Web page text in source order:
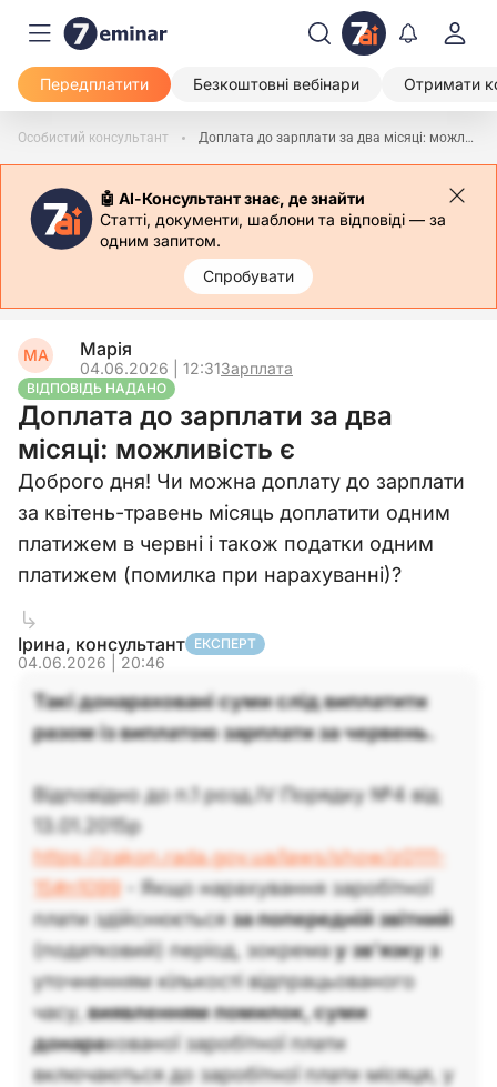
Передплатити Безкоштовні вебінари Отримати
Особистий консультант Доплата до зарплати за два місяці: можливість є
🤖 АІ-Консультант знає, де знайти
Статті, документи, шаблони та відповіді — за
одним запитом.
Спробувати
МА Марія
04.06.2026 | 12:31Зарплата
ВІДПОВІДЬ НАДАНО
Доплата до зарплати за два
місяці: можливість є
Доброго дня! Чи можна доплату до зарплати
за квітень-травень місяць доплатити одним
платижем в червні і також податки одним
платижем (помилка при нарахуванні)?
Ірина, консультант ЕКСПЕРТ
04.06.2026 | 20:46
Такі донараховані суми слід виплатити
разом із виплатою зарплати за червень.
Відповідно до п.1 розд.IV Порядку №4 від
13.01.2015р
https://zakon.rada.gov.ua/laws/show/z0111-
15#n1099 - Якщо нарахування заробітної
плати здійснюєтьсяза попередній звітний
(податковий) період, зокремау зв’язку з
уточненням кількості відпрацьованого
часу,виявленням помилок, суми
донарахованої заробітної плати
включаються до заробітної плати місяця, у